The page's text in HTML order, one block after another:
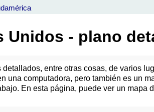
Unidos - plano
entre otras cosas, de varios
una computadora, pero también es un
En esta página, puede ver un mapa